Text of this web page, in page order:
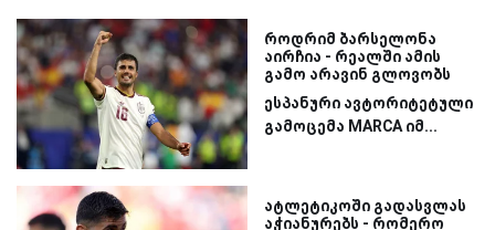
როდრიმ ბარსელონა
აირჩია - რეალში ამის
გამო არავინ გლოვობს
ესპანური ავტორიტეტული
გამოცემა MARCA იმ...
ატლეტიკოში გადასვლას
აჭიანურებს - რომერო